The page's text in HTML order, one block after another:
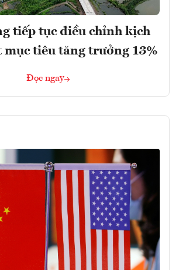
tiếp tục điều chỉnh kịch
mục tiêu tăng trưởng 13%
Đọc ngay